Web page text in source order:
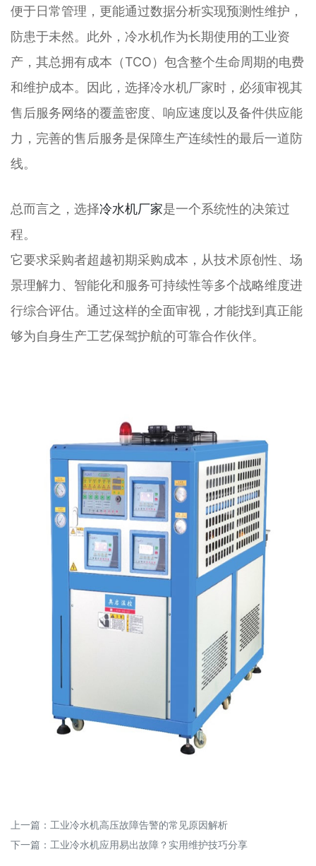
便于日常管理，更能通过数据分析实现预测性维护，
防患于未然。此外，冷水机作为长期使用的工业资
产，其总拥有成本（TCO）包含整个生命周期的电费
和维护成本。因此，选择冷水机厂家时，必须审视其
售后服务网络的覆盖密度、响应速度以及备件供应能
力，完善的售后服务是保障生产连续性的最后一道防
线。
总而言之，选择冷水机厂家是一个系统性的决策过
程。
它要求采购者超越初期采购成本，从技术原创性、场
景理解力、智能化和服务可持续性等多个战略维度进
行综合评估。通过这样的全面审视，才能找到真正能
够为自身生产工艺保驾护航的可靠合作伙伴。
上一篇： 工业冷水机高压故障告警的常见原因解析
下一篇： 工业冷水机应用易出故障？实用维护技巧分享